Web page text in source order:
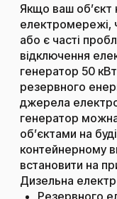
Якщо ваш об’єкт
електромережі,
або є часті
відключення
генератор 50 кВт
резервного
джерела
генератор
об’єктами на
контейнерному
встановити на
Дизельна
Резервного